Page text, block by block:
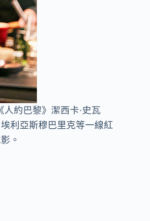
約巴黎》潔西卡·史瓦
利亞斯穆巴里克等一線紅
。